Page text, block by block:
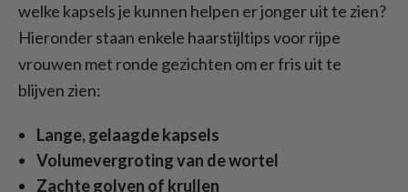
welke kapsels je kunnen helpen er jonger uit te zien?
Hieronder staan enkele haarstijltips voor rijpe
vrouwen met ronde gezichten om er fris uit te
blijven zien:
Lange, gelaagde kapsels
Volumevergroting van de wortel
Zachte golven of krullen